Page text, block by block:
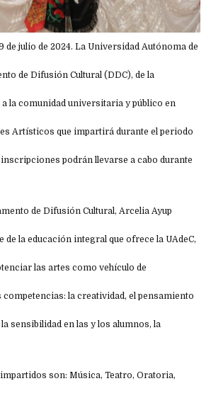
de julio de 2024. La Universidad Autónoma de
de Difusión Cultural (DDC), de la
la comunidad universitaria y público en
Artísticos que impartirá durante el periodo
podrán llevarse a cabo durante
de Difusión Cultural, Arcelia Ayup
la educación integral que ofrece la UAdeC,
las artes como vehículo de
la creatividad, el pensamiento
sensibilidad en las y los alumnos, la
son: Música, Teatro, Oratoria,